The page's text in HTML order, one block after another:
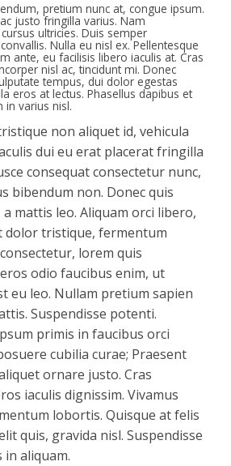
pretium nunc at, congue ipsum.
justo fringilla varius. Nam
ultricies. Duis semper
Nulla eu nisl ex. Pellentesque
ante, eu facilisis libero iaculis at. Cras
nisl ac, tincidunt mi. Donec
tempus, dui dolor egestas
eros at lectus. Phasellus dapibus et
in varius nisl.
non aliquet id, vehicula
dui eu erat placerat fringilla
consequat consectetur nunc,
bibendum non. Donec quis
mattis leo. Aliquam orci libero,
dolor tristique, fermentum
lorem quis
odio faucibus enim, ut
eu leo. Nullam pretium sapien
Suspendisse potenti.
primis in faucibus orci
cubilia curae; Praesent
ornare justo. Cras
iaculis dignissim. Vivamus
lobortis. Quisque at felis
quis, gravida nisl. Suspendisse
aliquam.